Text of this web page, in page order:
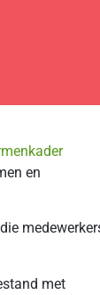
en
met